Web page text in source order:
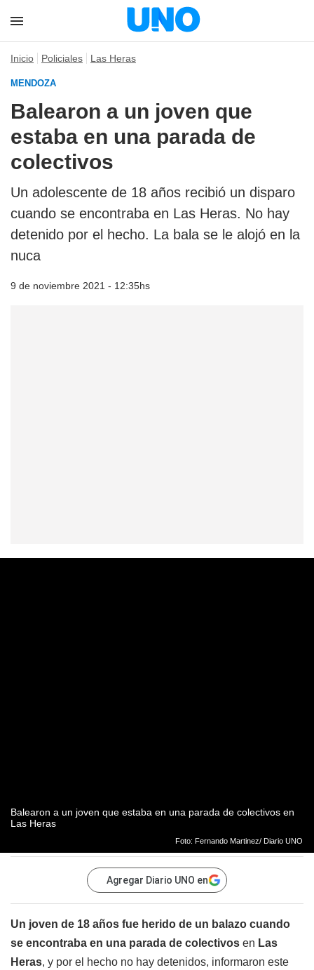
Inicio Policiales Las Heras
MENDOZA
Balearon a un joven que
estaba en una parada de
colectivos
Un adolescente de 18 años recibió un disparo
cuando se encontraba en Las Heras. No hay
detenido por el hecho. La bala se le alojó en la
nuca
9 de noviembre 2021 - 12:35hs
Balearon a un joven que estaba en una parada de colectivos en
Las Heras
Foto: Fernando Martinez/ Diario UNO
Agregar Diario UNO en
Un joven de 18 años fue herido de un balazo cuando
se encontraba en una parada de colectivos en Las
Heras, y por el hecho no hay detenidos, informaron este